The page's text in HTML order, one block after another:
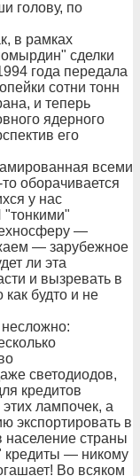
голову, по
в рамках
сделки
года передала
сотни тонн
и теперь
ядерного
его
всеми
оборачивается
у нас
"тонкими"
—
— зарубежное
ли эта
и вызревать в
будто и не
светодиодов,
кредитов
лампочек, а
экспортировать в
население страны
кредиты — никому
Во всяком